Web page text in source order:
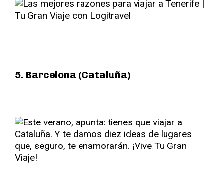
5. Barcelona (Cataluña)